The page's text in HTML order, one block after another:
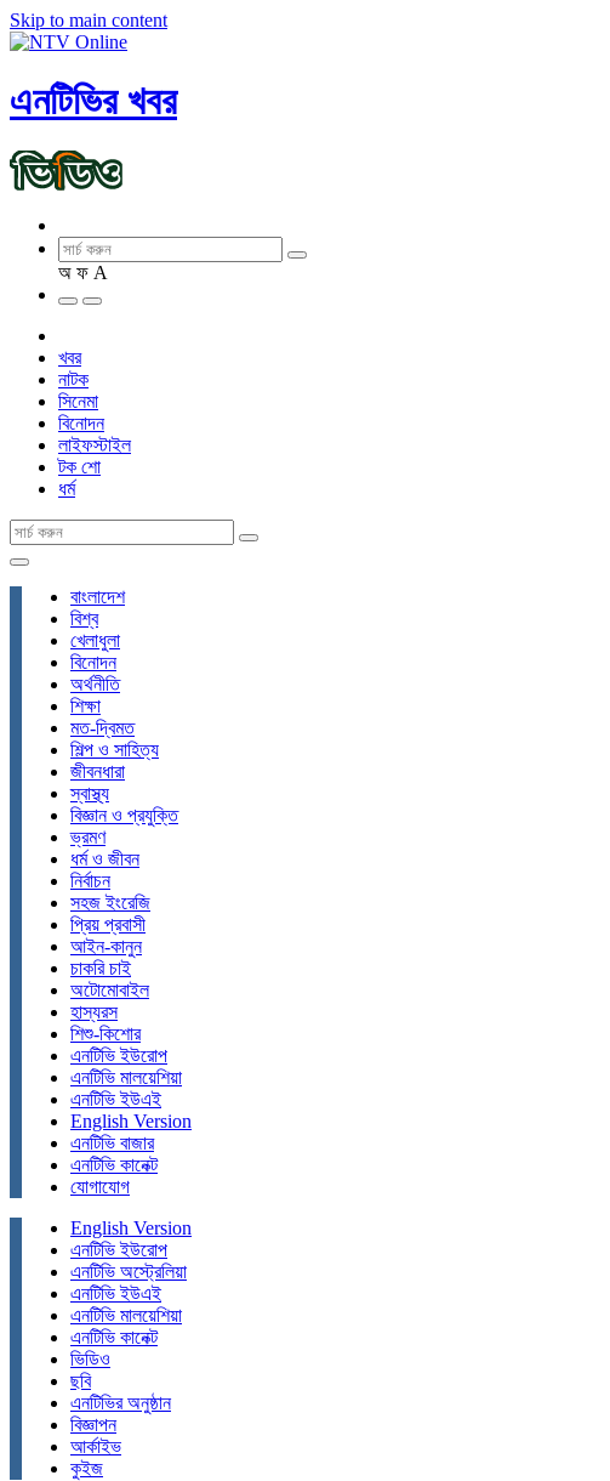
Skip to main content
এনটিভির খবর
অ ফ A
খবর
নাটক
সিনেমা
বিনোদন
লাইফস্টাইল
টক শো
ধর্ম
বাংলাদেশ
বিশ্ব
খেলাধুলা
বিনোদন
অর্থনীতি
শিক্ষা
মত-দ্বিমত
শিল্প ও সাহিত্য
জীবনধারা
স্বাস্থ্য
বিজ্ঞান ও প্রযুক্তি
ভ্রমণ
ধর্ম ও জীবন
নির্বাচন
সহজ ইংরেজি
প্রিয় প্রবাসী
আইন-কানুন
চাকরি চাই
অটোমোবাইল
হাস্যরস
শিশু-কিশোর
এনটিভি ইউরোপ
এনটিভি মালয়েশিয়া
এনটিভি ইউএই
English Version
এনটিভি বাজার
এনটিভি কানেক্ট
যোগাযোগ
English Version
এনটিভি ইউরোপ
এনটিভি অস্ট্রেলিয়া
এনটিভি ইউএই
এনটিভি মালয়েশিয়া
এনটিভি কানেক্ট
ভিডিও
ছবি
এনটিভির অনুষ্ঠান
বিজ্ঞাপন
আর্কাইভ
কুইজ